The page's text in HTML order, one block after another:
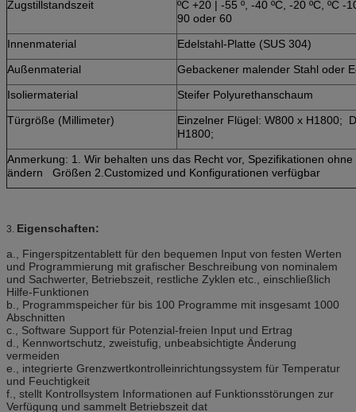
Zugstillstandszeit
ºC +20 | -55 º, -40 ºC, -20 ºC, ºC
90 oder 60
Innenmaterial
Edelstahl-Platte (SUS 304)
Außenmaterial
Gebackener malender Stahl oder
Isoliermaterial
Steifer Polyurethanschaum
Türgröße (Millimeter)
Einzelner Flügel: W800 x H1800;
H1800;
Anmerkung: 1. Wir behalten uns das Recht vor, Spezifikationen
ändern Größen 2.Customized und Konfigurationen verfügbar
3. Eigenschaften:
a., Fingerspitzentablett für den bequemen Input von festen Werten
und Programmierung mit grafischer Beschreibung von nominalem
und Sachwerter, Betriebszeit, restliche Zyklen etc., einschließlich
Hilfe-Funktionen
b., Programmspeicher für bis 100 Programme mit insgesamt 1000
Abschnitten
c., Software Support für Potenzial-freien Input und Ertrag
d., Kennwortschutz, zweistufig, unbeabsichtigte Änderung
vermeiden
e., integrierte Grenzwertkontrolleinrichtungssystem für Temperatur
und Feuchtigkeit
f., stellt Kontrollsystem Informationen auf Funktionsstörungen zur
Verfügung und sammelt Betriebszeit dat